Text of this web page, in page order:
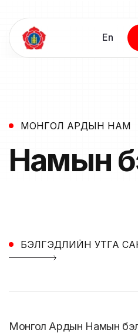
En
МОНГОЛ АРДЫН НАМ
Намын
БЭЛГЭДЛИЙН УТГА
Монгол Ардын Намын